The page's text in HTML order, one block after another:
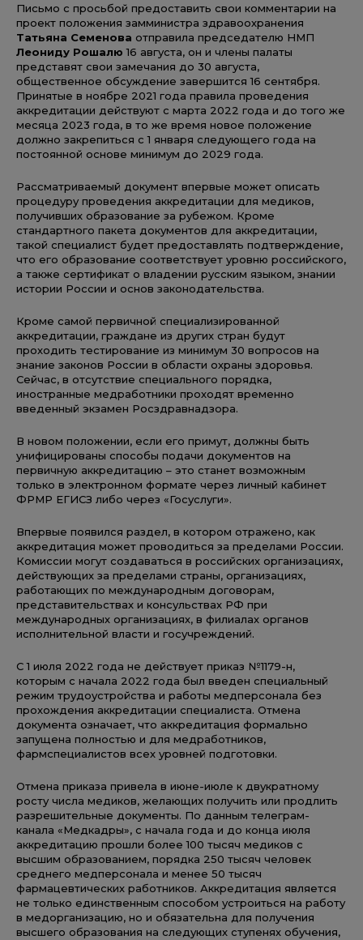
Письмо с просьбой предоставить свои комментарии на
проект положения замминистра здравоохранения
Татьяна Семенова отправила председателю НМП
Леониду Рошалю16 августа, он и члены палаты
представят свои замечания до 30 августа,
общественное обсуждение завершится 16 сентября.
Принятые в ноябре 2021 года правила проведения
аккредитации действуют с марта 2022 года и до того же
месяца 2023 года, в то же время новое положение
должно закрепиться с 1 января следующего года на
постоянной основе минимум до 2029 года.
Рассматриваемый документ впервые может описать
процедуру проведения аккредитации для медиков,
получивших образование за рубежом. Кроме
стандартного пакета документов для аккредитации,
такой специалист будет предоставлять подтверждение,
что его образование соответствует уровню российского,
а также сертификат о владении русским языком, знании
истории России и основ законодательства.
Кроме самой первичной специализированной
аккредитации, граждане из других стран будут
проходить тестирование из минимум 30 вопросов на
знание законов России в области охраны здоровья.
Сейчас, в отсутствие специального порядка,
иностранные медработники проходят временно
введенный экзамен Росздравнадзора.
В новом положении, если его примут, должны быть
унифицированы способы подачи документов на
первичную аккредитацию – это станет возможным
только в электронном формате через личный кабинет
ФРМР ЕГИСЗ либо через «Госуслуги».
Впервые появился раздел, в котором отражено, как
аккредитация может проводиться за пределами России.
Комиссии могут создаваться в российских организациях,
действующих за пределами страны, организациях,
работающих по международным договорам,
представительствах и консульствах РФ при
международных организациях, в филиалах органов
исполнительной власти и госучреждений.
С 1 июля 2022 года не действует приказ №1179-н,
которым с начала 2022 года был введен специальный
режим трудоустройства и работы медперсонала без
прохождения аккредитации специалиста. Отмена
документа означает, что аккредитация формально
запущена полностью и для медработников,
фармспециалистов всех уровней подготовки.
Отмена приказа привела в июне-июле к двукратному
росту числа медиков, желающих получить или продлить
разрешительные документы. По данным телеграм-
канала «Медкадры», с начала года и до конца июля
аккредитацию прошли более 100 тысяч медиков с
высшим образованием, порядка 250 тысяч человек
среднего медперсонала и менее 50 тысяч
фармацевтических работников. Аккредитация является
не только единственным способом устроиться на работу
в медорганизацию, но и обязательна для получения
высшего образования на следующих ступенях обучения,